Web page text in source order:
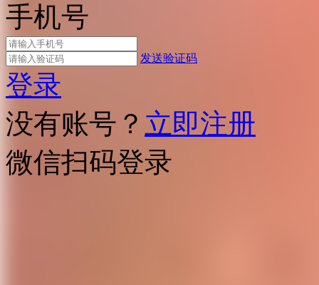
手机号
发送验证码
登录
没有账号？ 立即注册
微信扫码登录